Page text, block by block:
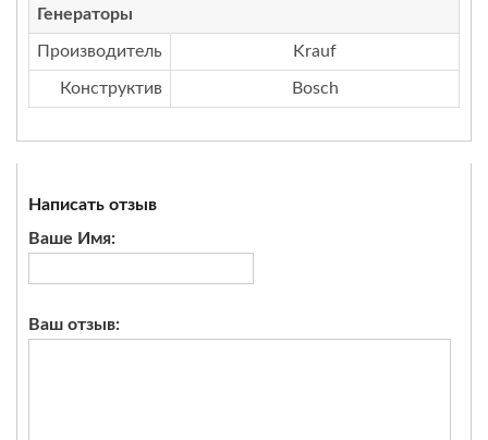
Генераторы
Производитель Krauf
Конструктив Bosch
Написать отзыв
Ваше Имя:
Ваш отзыв: